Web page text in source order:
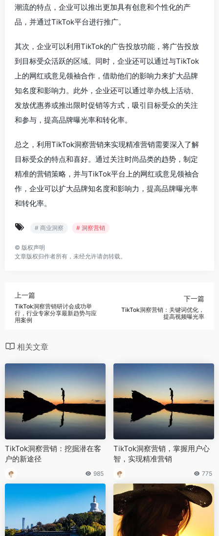
潮流的特点，企业可以推出更加具有创意和个性化的产
品，并通过TikTok平台进行推广。
其次，企业可以利用TikTok的广告投放功能，将广告投放
到目标受众活跃的区域。同时，企业还可以通过与TikTok
上的网红或意见领袖合作，借助他们的影响力来扩大品牌
知名度和影响力。此外，企业还可以通过举办线上活动、
发放优惠券或推出限时促销等方式，吸引目标受众的关注
和参与，提高品牌曝光率和转化率。
总之，利用TikTok洞察营销来实现精准营销需要深入了解
目标受众的特点和喜好。通过关注时尚品类的趋势，制定
精准的营销策略，并与TikTok平台上的网红或意见领袖合
作，企业可以扩大品牌知名度和影响力，提高品牌曝光率
和转化率。
# 商业洞察 # 洞察营销
© 版权声明
文章版权归作者所有，未经允许请勿转载。
上一篇
TikTok洞察营销研讨会成功举
行，行业专家分享最新趋势与应
用案例
下一篇
TikTok洞察营销：关键词优化，
提高视频曝光率
相关文章
TikTok洞察营销：挖掘潜在客
户的新途径
985
TikTok洞察营销，掌握用户心
智，实现精准营销
775